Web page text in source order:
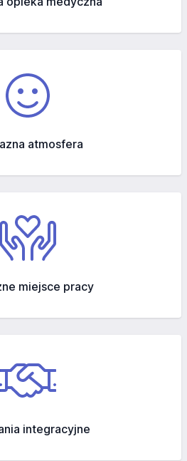
atmosfera
miejsce pracy
integracyjne